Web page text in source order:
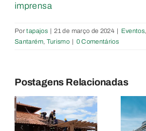
imprensa
Portapajos | 21 de março de 2024 | Eventos,
Santarém, Turismo | 0 Comentários
Postagens Relacionadas
segue em
alta na rota
do turismo